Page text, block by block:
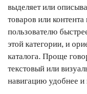
выделяет или
товаров или
пользователю
этой категории, и
каталога. Проще
текстовый или
навигацию удобнее и